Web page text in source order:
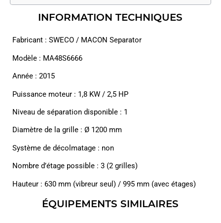
INFORMATION TECHNIQUES
Fabricant : SWECO / MACON Separator
Modèle : MA48S6666
Année : 2015
Puissance moteur : 1,8 KW / 2,5 HP
Niveau de séparation disponible : 1
Diamètre de la grille : Ø 1200 mm
Système de décolmatage : non
Nombre d’étage possible : 3 (2 grilles)
Hauteur : 630 mm (vibreur seul) / 995 mm (avec étages)
ÉQUIPEMENTS SIMILAIRES